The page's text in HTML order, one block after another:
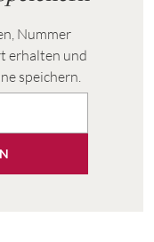
Nummer
erhalten und
speichern.